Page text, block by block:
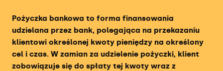
Pożyczka bankowa to forma finansowania
udzielana przez bank, polegająca na przekazaniu
klientowi określonej kwoty pieniędzy na określony
cel i czas. W zamian za udzielenie pożyczki, klient
zobowiązuje się do spłaty tej kwoty wraz z
Ranking Pożyczek Gotówkowych
Ranking Kont Dla Młodych
Ranking Kont Forex
Ranking Brokerów
Ranking Aplikacji Księgowych
Ranking Terminali Płatniczych